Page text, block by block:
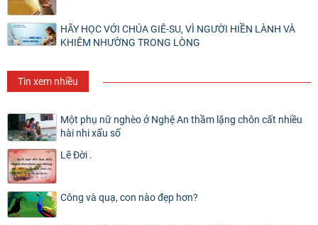
HÃY HỌC VỚI CHÚA GIÊ-SU, VÌ NGƯỜI HIỀN LÀNH VÀ
KHIÊM NHƯỜNG TRONG LÒNG
Tin xem nhiều
Một phụ nữ nghèo ở Nghệ An thầm lặng chôn cất nhiều
hài nhi xấu số
Lẽ Đời .
Công và quạ, con nào đẹp hơn?